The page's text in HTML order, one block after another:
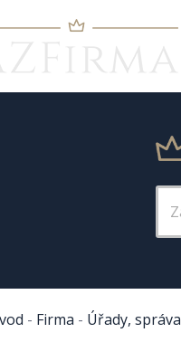
- Firma - Úřady, správa